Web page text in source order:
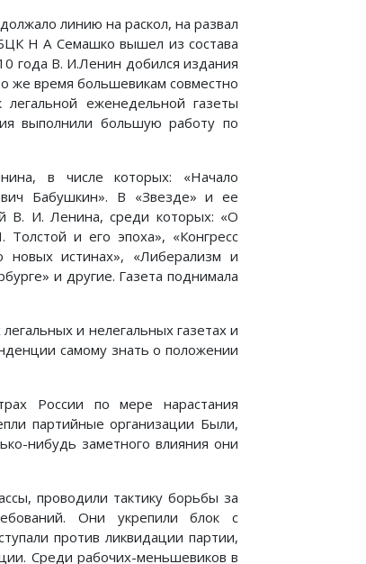
линию на раскол, на развал
Н А Семашко вышел из состава
года В. И.Ленин добился издания
же время большевикам совместно
еженедельной газеты
выполнили большую работу по
в числе которых: «Начало
Бабушкин». В «Звезде» и ее
В. И. Ленина, среди которых: «О
Толстой и его эпоха», «Конгресс
новых истинах», «Либерализм и
и другие. Газета поднимала
и нелегальных газетах и
самому знать о положении
России по мере нарастания
партийные организации Были,
нибудь заметного влияния они
проводили тактику борьбы за
Они укрепили блок с
против ликвидации партии,
Среди рабочих-меньшевиков в